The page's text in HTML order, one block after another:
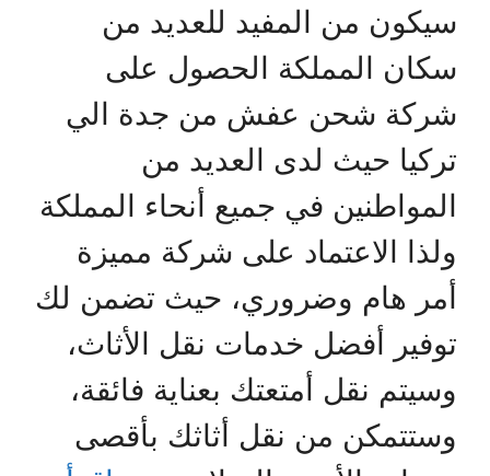
سيكون من المفيد للعديد من
سكان المملكة الحصول على
شركة شحن عفش من جدة الي
تركيا حيث لدى العديد من
المواطنين في جميع أنحاء المملكة
ولذا الاعتماد على شركة مميزة
أمر هام وضروري، حيث تضمن لك
توفير أفضل خدمات نقل الأثاث،
وسيتم نقل أمتعتك بعناية فائقة،
وستتمكن من نقل أثاثك بأقصى